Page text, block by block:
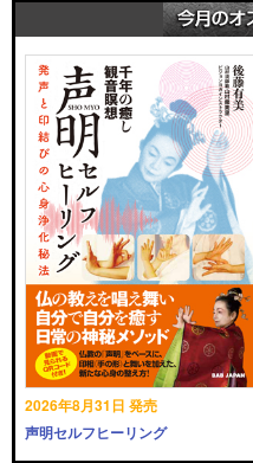
2026年8月31日 発売
声明セルフヒーリング